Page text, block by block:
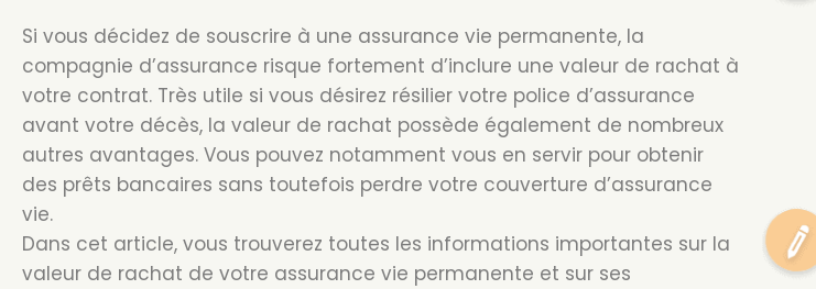
Si vous décidez de souscrire à une assurance vie permanente, la
compagnie d’assurance risque fortement d’inclure une valeur de rachat à
votre contrat. Très utile si vous désirez résilier votre police d’assurance
avant votre décès, la valeur de rachat possède également de nombreux
autres avantages. Vous pouvez notamment vous en servir pour obtenir
des prêts bancaires sans toutefois perdre votre couverture d’assurance
vie.
Dans cet article, vous trouverez toutes les informations importantes sur la
valeur de rachat de votre assurance vie permanente et sur ses